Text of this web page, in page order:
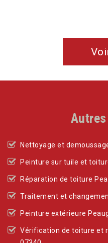
Nettoyage et
Peinture sur tuile et
Réparation de toiture
Traitement et
Peinture extérieure
Vérification de toiture et